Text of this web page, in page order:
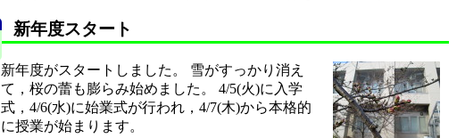
新年度スタート
新年度がスタートしました。 雪がすっかり消え
て，桜の蕾も膨らみ始めました。 4/5(火)に入学
式，4/6(水)に始業式が行われ，4/7(木)から本格的
に授業が始まります。